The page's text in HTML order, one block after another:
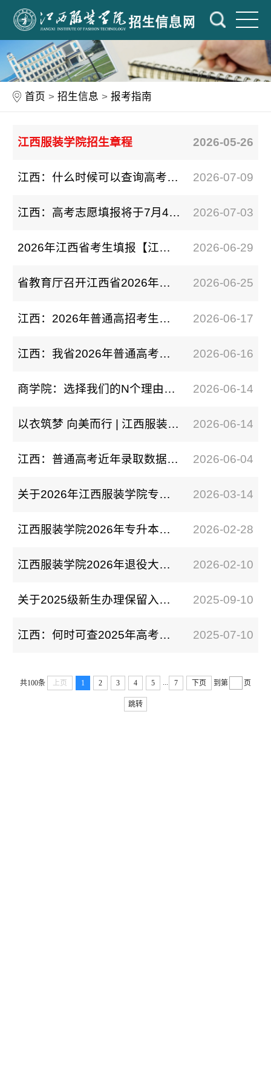
首页 >招生信息 >报考指南
2026-05-26
江西服装学院招生章程
2026-07-09
江西：什么时候可以查询高考录取结果？怎样查询？
2026-07-03
江西：高考志愿填报将于7月4日17:00截止，切记确认提交
2026-06-29
2026年江西省考生填报【江西服装学院】志愿指南
2026-06-25
省教育厅召开江西省2026年普通高校招生各类各批次录取控制分数线新闻发布会
2026-06-17
江西：2026年普通高招考生填报志愿表样发布
2026-06-16
江西：我省2026年普通高考志愿填报及投档规则发布
2026-06-14
商学院：选择我们的N个理由，真的很难不心动！
2026-06-14
以衣筑梦 向美而行 | 江西服装学院服装设计学院邀你逐梦时尚
2026-06-04
江西：普通高考近年录取数据查询功能将开放
2026-03-14
关于2026年江西服装学院专升本退役大学生士兵专项计划征集志愿的通知
2026-02-28
江西服装学院2026年专升本招生章程
2026-02-10
江西服装学院2026年退役大学生士兵专升本免试实施方案
2025-09-10
关于2025级新生办理保留入学资格的通知
2025-07-10
江西：何时可查2025年高考录取结果？怎样查询？
共100条 上页 1 2 3 4 5 ... 7 下页 到第 页
跳转